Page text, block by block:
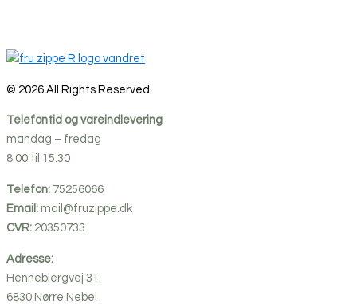
© 2026 All Rights Reserved.
Telefontid og vareindlevering
mandag – fredag
8.00 til 15.30
Telefon: 75256066
Email: mail@fruzippe.dk
CVR: 20350733
Adresse:
Hennebjergvej 31
6830 Nørre Nebel